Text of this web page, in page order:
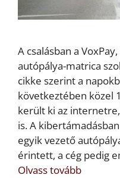
A csalásban a
autópálya-matrica
cikke szerint a
következtében közel
került ki az
is. A
egyik vezető
érintett, a cég pedig
Olvass tovább